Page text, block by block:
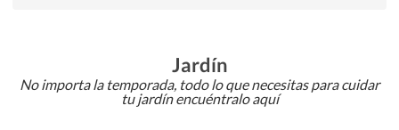
Jardín
No importa la temporada, todo lo que necesitas para cuidar
tu jardín encuéntralo aquí